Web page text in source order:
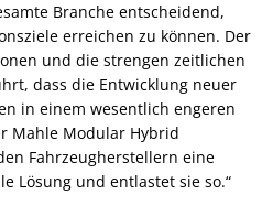
Branche entscheidend,
erreichen zu können. Der
und die strengen zeitlichen
dass die Entwicklung neuer
in einem wesentlich engeren
Mahle Modular Hybrid
Fahrzeugherstellern eine
Lösung und entlastet sie so.“